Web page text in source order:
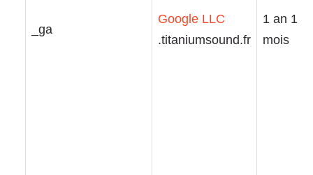
_ga
Google LLC
.titaniumsound.fr
1 an 1
mois